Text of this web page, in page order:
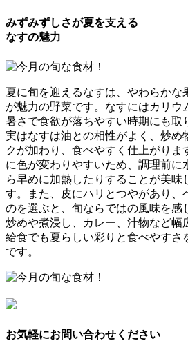
みずみずしさが夏を支える
なすの魅力
夏に旬を迎えるなすは、やわらかな
が魅力の野菜です。なすにはカリウ
暑さで食欲が落ちやすい時期にも取
実はなすは油との相性がよく、炒め
クが加わり、食べやすく仕上がりま
に色が変わりやすいため、調理前に
ら早めに加熱したりすることが美味
す。また、皮にハリとつやがあり、
のを選ぶと、旬ならではの風味を感
炒めや煮浸し、カレー、汁物など幅
給食でも夏らしい彩りと食べやすさ
です。
お気軽にお問い合わせください